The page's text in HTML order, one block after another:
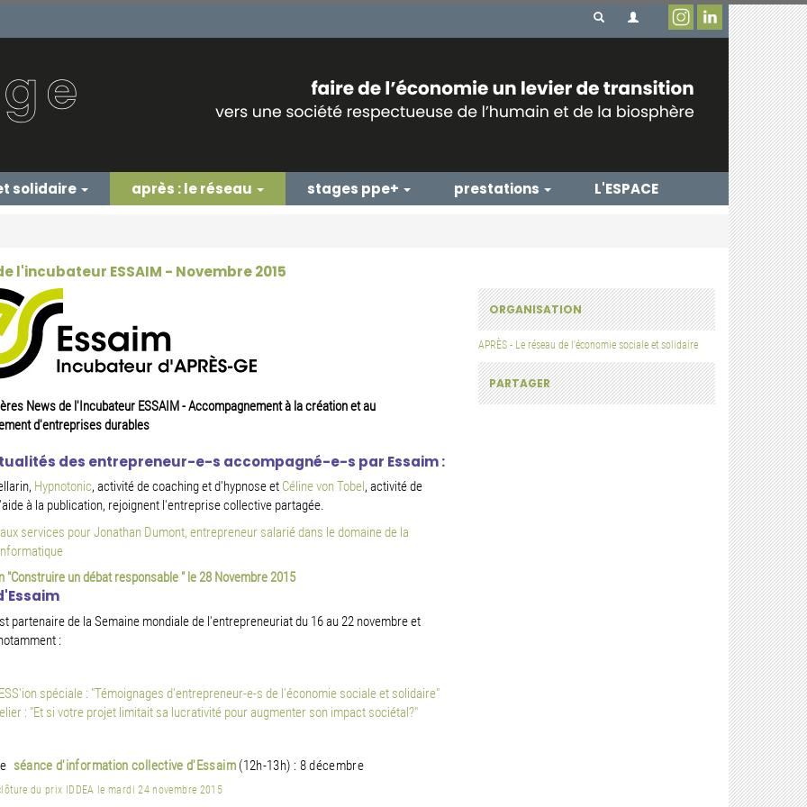
solidaire après : le réseau stages ppe+ prestations L'ESPACE
l'incubateur ESSAIM - Novembre 2015
News de l'Incubateur ESSAIM - Accompagnement à la création et au
d'entreprises durables
des entrepreneur-e-s accompagné-e-s par Essaim :
Hypnotonic, activité de coaching et d'hypnose et Céline von Tobel, activité de
à la publication, rejoignent l'entreprise collective partagée.
services pour Jonathan Dumont, entrepreneur salarié dans le domaine de la
"Construire un débat responsable " le 28 Novembre 2015
partenaire de la Semaine mondiale de l'entrepreneuriat du 16 au 22 novembre et
:
spéciale : "Témoignages d'entrepreneur-e-s de l'économie sociale et solidaire"
: "Et si votre projet limitait sa lucrativité pour augmenter son impact sociétal?"
séance d'information collective d'Essaim (12h-13h) : 8 décembre
du prix IDDEA le mardi 24 novembre 2015
ORGANISATION
APRÈS - Le réseau de l'économie sociale et solidaire
PARTAGER